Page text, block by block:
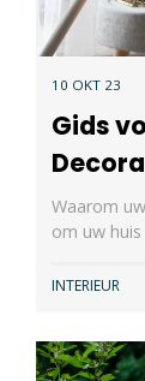
10 OKT 23
Gids
Waarom
om uw
INTERIEUR